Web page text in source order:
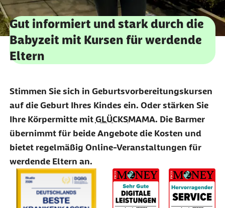
Gut informiert und stark durch die
Babyzeit mit Kursen für werdende
Eltern
Stimmen Sie sich in Geburtsvorbereitungskursen
auf die Geburt Ihres Kindes ein. Oder stärken Sie
Ihre Körpermitte mit GLÜCKSMAMA. Die Barmer
übernimmt für beide Angebote die Kosten und
bietet regelmäßig Online-Veranstaltungen für
werdende Eltern an.